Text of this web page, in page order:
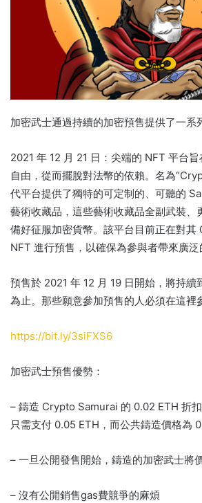
加密武士通過持續的加密預售提供了一系
2021 年 12 月 21 日：尖端的 NFT 平台
自由，從而擺脫對法幣的依賴。 名為
代平台提供了獨特的可定制的、可聽的
藝術收藏品，這些藝術收藏品全副武裝、
備好征服加密貨幣。 該平台目前正在對
NFT 進行預售，以確保為參與者帶來廣泛
預售於 2021 年 12 月 19 日開始，將持續
為止。 那些願意參加預售的人必須在這裡
https://bit.ly/3siFXS6
加密武士預售優勢：
– 鑄造 Crypto Samurai 的 0.02 ETH 折
只需支付 0.05 ETH，而公共鑄造價格為
– 一旦公開發售開始，鑄造的加密武士將
– 沒有公開銷售gas費競爭的麻煩